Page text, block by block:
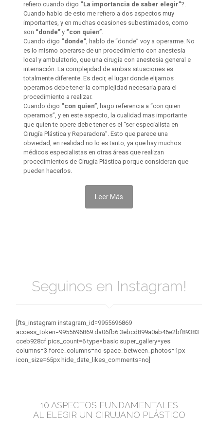
refiero cuando digo “La importancia de saber elegir”?.
Cuando hablo de esto me refiero a dos aspectos muy
importantes, y en muchas ocasiones subestimados, como
son “donde” y “con quien”.
Cuando digo “donde”, hablo de “donde” voy a operarme. No
es lo mismo operarse de un procedimiento con anestesia
local y ambulatorio, que una cirugía con anestesia general e
internación. La complejidad de ambas situaciones es
totalmente diferente. Es decir, el lugar donde elijamos
operarnos debe tener la complejidad necesaria para el
procedimiento a realizar.
Cuando digo “con quien”, hago referencia a “con quien
operarnos”, y en este aspecto, la cualidad mas importante
que quien te opere debe tener es el “ser especialista en
Cirugía Plástica y Reparadora”. Esto que parece una
obviedad, en realidad no lo es tanto, ya que hay muchos
médicos especialistas en otras áreas que realizan
procedimientos de Cirugía Plástica porque consideran que
pueden hacerlos.
Leer Más
Seguinos en Instagram!
[fts_instagram instagram_id=9955696869
access_token=9955696869.da06fb6.3ebcd899a0ab46e2bf89383
cceb928cf pics_count=6 type=basic super_gallery=yes
columns=3 force_columns=no space_between_photos=1px
icon_size=65px hide_date_likes_comments=no]
10 ASPECTOS FUNDAMENTALES
AL ELEGIR UN CIRUJANO PLÁSTICO